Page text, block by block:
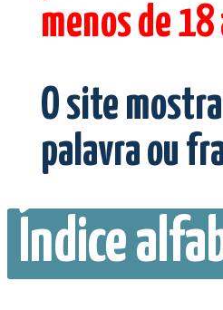
menos de
O site
palavra ou
Índice